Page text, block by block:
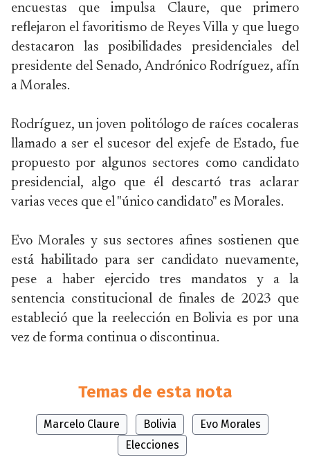
encuestas que impulsa Claure, que primero
reflejaron el favoritismo de Reyes Villa y que luego
destacaron las posibilidades presidenciales del
presidente del Senado, Andrónico Rodríguez, afín
a Morales.
Rodríguez, un joven politólogo de raíces cocaleras
llamado a ser el sucesor del exjefe de Estado, fue
propuesto por algunos sectores como candidato
presidencial, algo que él descartó tras aclarar
varias veces que el "único candidato" es Morales.
Evo Morales y sus sectores afines sostienen que
está habilitado para ser candidato nuevamente,
pese a haber ejercido tres mandatos y a la
sentencia constitucional de finales de 2023 que
estableció que la reelección en Bolivia es por una
vez de forma continua o discontinua.
Temas de esta nota
Marcelo Claure Bolivia
Evo Morales
Elecciones